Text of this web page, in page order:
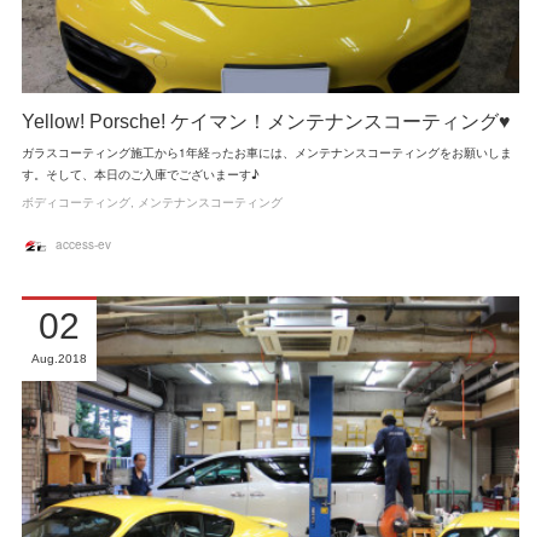
Yellow! Porsche! ケイマン！メンテナンスコーティング♥
ガラスコーティング施工から1年経ったお車には、メンテナンスコーティングをお願いしま
す。そして、本日のご入庫でございまーす♪
ボディコーティング メンテナンスコーティング
access-ev
02
Aug 2018